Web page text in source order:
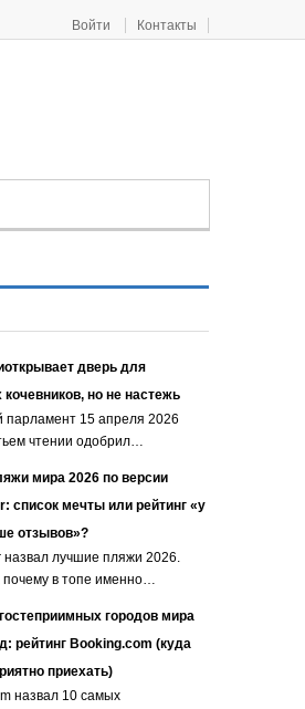
Войти Контакты
дверь для
но не настежь
парламент 15 апреля 2026
чтении одобрил…
мира 2026 по версии
список мечты или рейтинг «у
отзывов»?
назвал лучшие пляжи 2026.
почему в топе именно…
городов мира
рейтинг Booking.com (куда
приехать)
назвал 10 самых